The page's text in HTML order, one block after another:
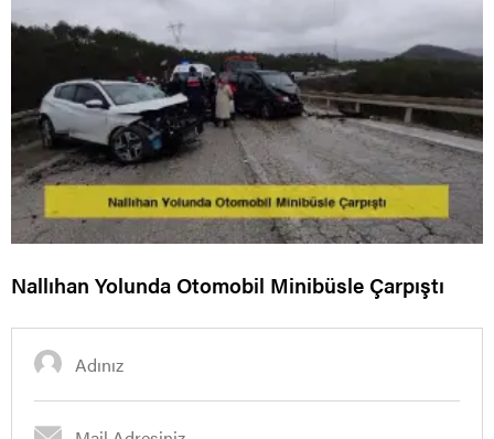
Nallıhan Yolunda Otomobil Minibüsle Çarpıştı